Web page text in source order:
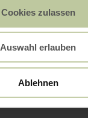
Cookies zulassen
Auswahl erlauben
Ablehnen